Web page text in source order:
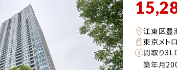
江東区豊
東京メト
間取り
築年月